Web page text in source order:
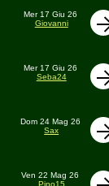
Mer 17 Giu 26
Giovanni
Mer 17 Giu 26
Seba24
Dom 24 Mag 26
Sax
Ven 22 Mag 26
Pino15